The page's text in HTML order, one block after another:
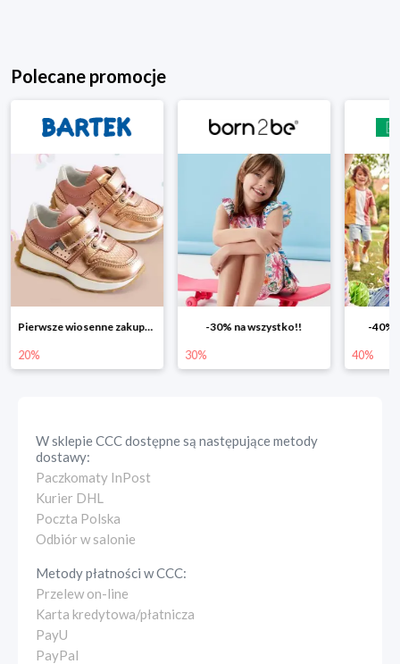
Polecane promocje
-30% na wszystko!!
30%
-40% na drugą sztukę
40% 25%
W sklepieCCCdostępne są następujące metody
dostawy:
Paczkomaty InPost
Kurier DHL
Poczta Polska
Odbiór w salonie
Metody płatności wCCC:
Przelew on-line
Karta kredytowa/płatnicza
PayU
PayPal